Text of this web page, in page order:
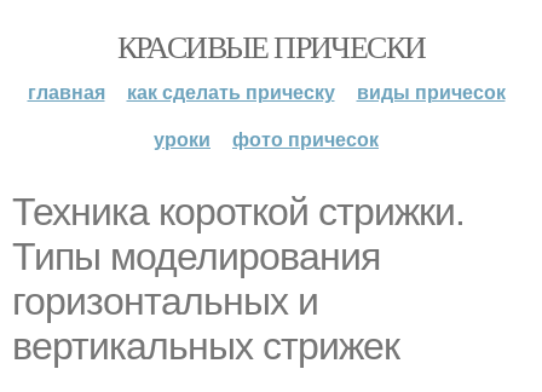
КРАСИВЫЕ ПРИЧЕСКИ
главная как сделать прическу
виды причесок
уроки
фото причесок
Техника короткой стрижки.
Типы моделирования
горизонтальных и
вертикальных стрижек